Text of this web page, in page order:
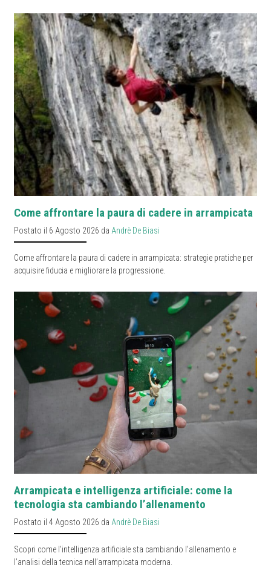
Come affrontare la paura di cadere in arrampicata
Postato il 6 Agosto 2026 da Andrè De Biasi
Come affrontare la paura di cadere in arrampicata: strategie pratiche per
acquisire fiducia e migliorare la progressione.
Arrampicata e intelligenza artificiale: come la
tecnologia sta cambiando l’allenamento
Postato il 4 Agosto 2026 da Andrè De Biasi
Scopri come l’intelligenza artificiale sta cambiando l’allenamento e
l’analisi della tecnica nell’arrampicata moderna.